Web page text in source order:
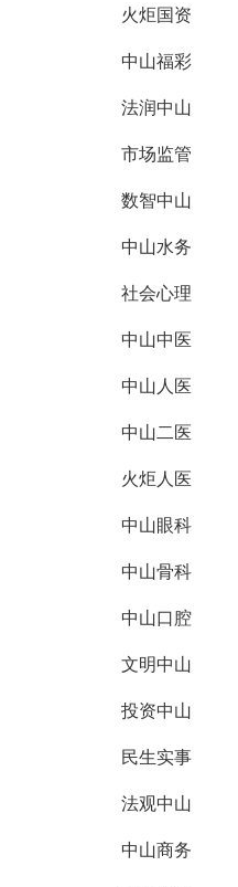
火炬国资
中山福彩
法润中山
市场监管
数智中山
中山水务
社会心理
中山中医
中山人医
中山二医
火炬人医
中山眼科
中山骨科
中山口腔
文明中山
投资中山
民生实事
法观中山
中山商务